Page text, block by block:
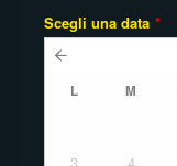
Scegli una data *
L M